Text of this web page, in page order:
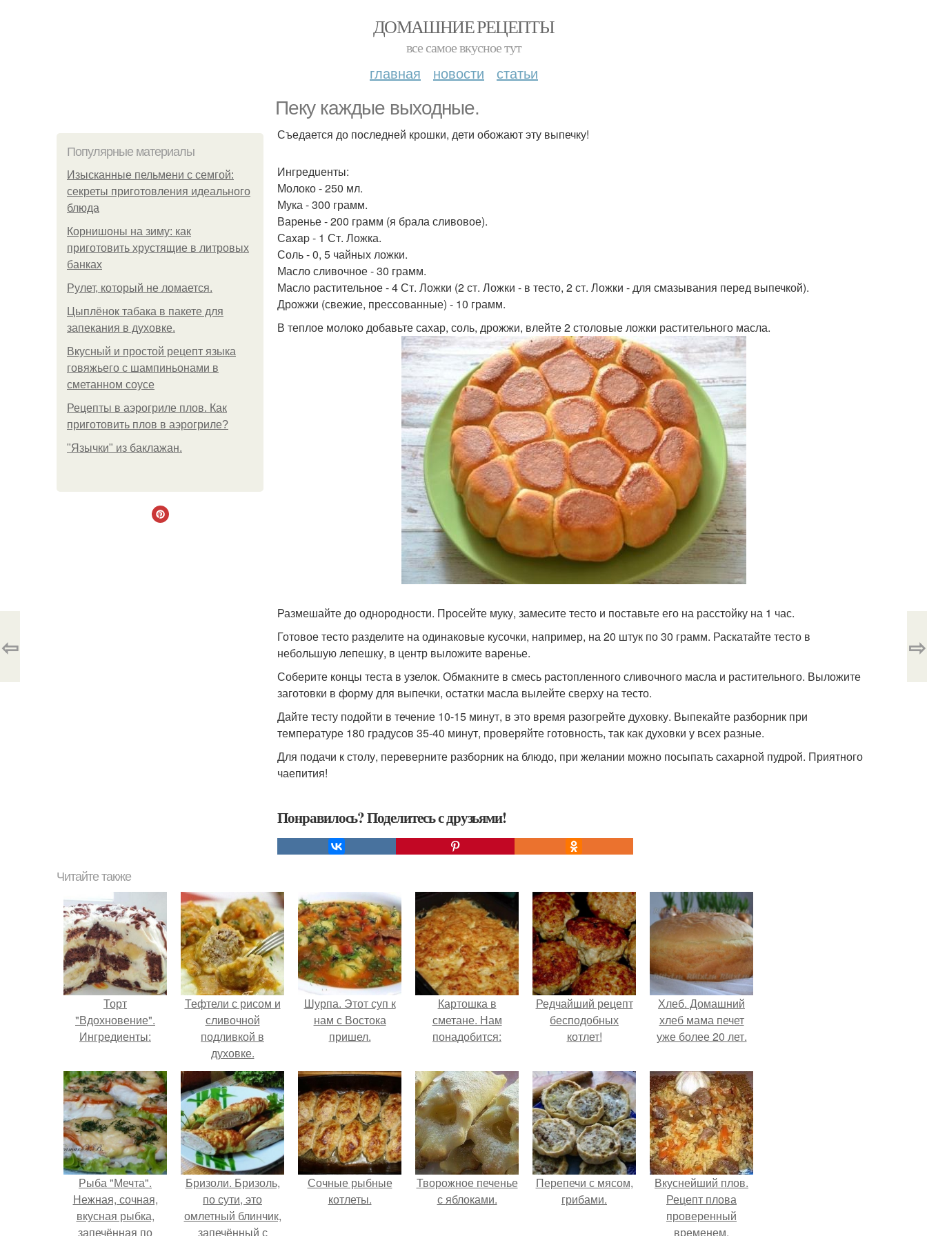
ДОМАШНИЕ РЕЦЕПТЫ
все самое вкусное тут
главная новости статьи
Пеку каждые выходные.
Популярные материалы
Изысканные пельмени с семгой:
секреты приготовления идеального
блюда
Корнишоны на зиму: как
приготовить хрустящие в литровых
банках
Рулет, который не ломается.
Цыплёнок табака в пакете для
запекания в духовке.
Вкусный и простой рецепт языка
говяжьего с шампиньонами в
сметанном соусе
Рецепты в аэрогриле плов. Как
приготовить плов в аэрогриле?
"Язычки" из баклажан.
Съедается до последней крошки, дети обожают эту выпечку!
Ингредuенты:
Молоко - 250 мл.
Мука - 300 грамм.
Варенье - 200 грамм (я брала сливовое).
Сaxap - 1 Ст. Ложка.
Соль - 0, 5 чайных ложки.
Масло сливочное - 30 грамм.
Масло растительное - 4 Ст. Ложки (2 ст. Ложки - в тесто, 2 ст. Ложки - для смазывания перед выпечкой).
Дрожжи (свежие, прессованные) - 10 грамм.
В теплое молоко добавьте сахар, соль, дрожжи, влейте 2 столовые ложки растительного масла.
Размешайте до однородности. Просейте муку, замесите тесто и поставьте его на расстойку на 1 час.
Готовое тесто разделите на одинаковые кусочки, например, на 20 штук по 30 грамм. Раскатайте тесто в
небольшую лепешку, в центр выложите варенье.
Соберите концы теста в узелок. Обмакните в смесь растопленного сливочного масла и растительного. Выложите
заготовки в форму для выпечки, остатки масла вылейте сверху на тесто.
Дайте тесту подойти в течение 10-15 минут, в это время разогрейте духовку. Выпекайте разборник при
температуре 180 градусов 35-40 минут, проверяйте готовность, так как духовки у всех разные.
Для подачи к столу, переверните разборник на блюдо, при желании можно посыпать сахарной пудрой. Приятного
чаепития!
Понравилось? Поделитесь с друзьями!
⇦ ⇨
Читайте также
Торт
"Вдохновение".
Ингредиенты:
Тефтели с рисом и
сливочной
подливкой в
духовке.
Шурпа. Этот суп к
нам с Востока
пришел.
Картошка в
сметане. Нам
понадобится:
Редчайший рецепт
бесподобных
котлет!
Хлеб. Домашний
хлеб мама печет
уже более 20 лет.
Рыба "Мечта".
Нежная, сочная,
вкусная рыбка,
запечённая по
Бризоли. Бризоль,
по сути, это
омлетный блинчик,
запечённый с
Сочные рыбные
котлеты.
Творожное печенье
с яблоками.
Перепечи с мясом,
грибами.
Вкуснейший плов.
Рецепт плова
проверенный
временем.